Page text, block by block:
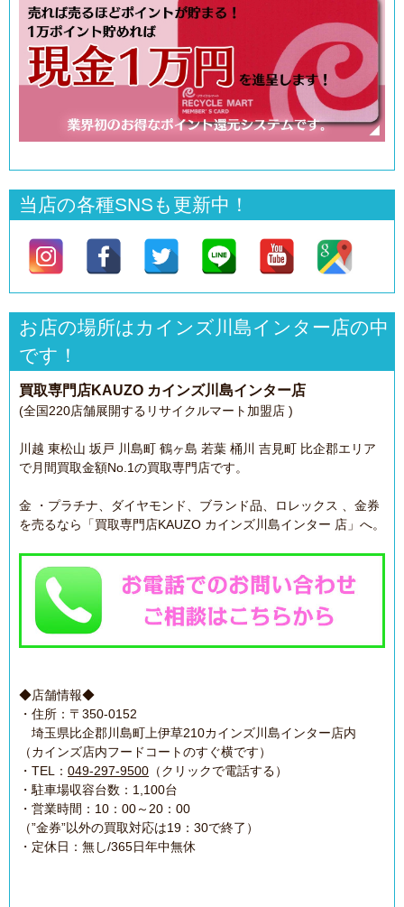
当店の各種SNSも更新中！
お店の場所はカインズ川島インター店の中
です！
買取専門店KAUZO カインズ川島インター店
(全国220店舗展開するリサイクルマート加盟店 )
川越 東松山 坂戸 川島町 鶴ヶ島 若葉 桶川 吉見町 比企郡エリア
で月間買取金額No.1の買取専門店です。
金 ・プラチナ、ダイヤモンド、ブランド品、ロレックス 、金券
を売るなら「買取専門店KAUZO カインズ川島インター 店」へ。
◆店舗情報◆
・住所：〒350-0152
埼玉県比企郡川島町上伊草210カインズ川島インター店内
（カインズ店内フードコートのすぐ横です）
・TEL： 049-297-9500 （クリックで電話する）
・駐車場収容台数：1,100台
・営業時間：10：00～20：00
（”金券”以外の買取対応は19：30で終了）
・定休日：無し/365日年中無休